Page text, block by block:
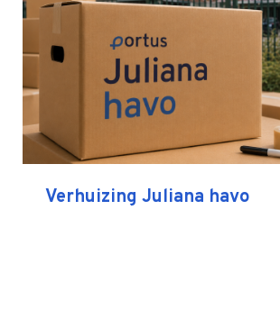
Verhuizing Juliana havo